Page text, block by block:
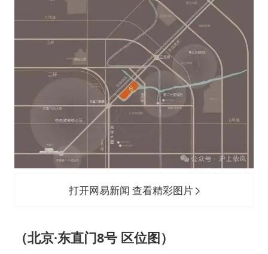
打开网易新闻 查看精彩图片
（北京·东直门8号 区位图）